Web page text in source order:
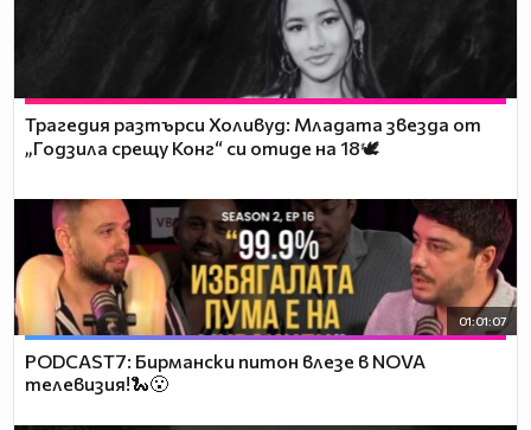
Трагедия разтърси Холивуд: Младата звезда от
„Годзила срещу Конг“ си отиде на 18🕊️
01:01:07
PODCAST7: Бирмански питон влезе в NOVA
телевизия!🐍😮